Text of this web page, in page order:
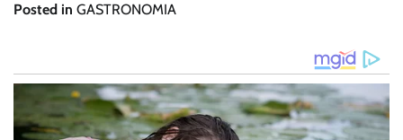
Posted in GASTRONOMIA